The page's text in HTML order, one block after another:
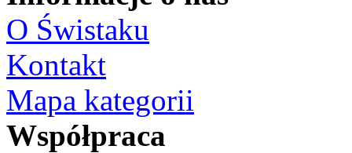
O Świstaku
Kontakt
Mapa kategorii
Współpraca